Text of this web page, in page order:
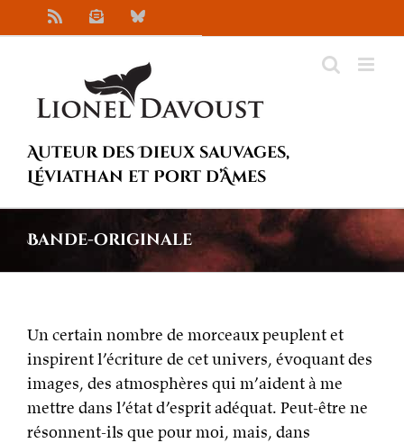
au
NewsletterBluesky
Auteur des Dieux sauvages,
Léviathan et Port d’Âmes
Bande-originale
Un certain nombre de morceaux peuplent et
inspirent l’écriture de cet univers, évoquant des
images, des atmosphères qui m’aident à me
mettre dans l’état d’esprit adéquat. Peut-être ne
résonnent-ils que pour moi, mais, dans